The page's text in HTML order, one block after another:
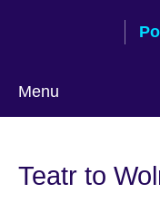
Menu
Teatr to